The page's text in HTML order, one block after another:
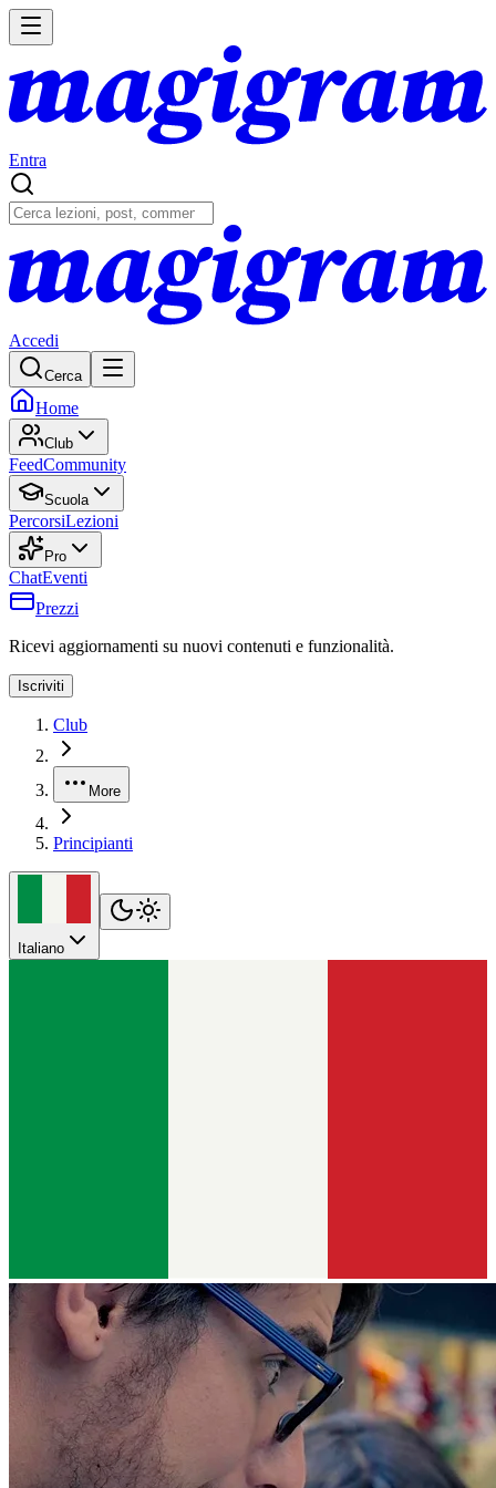
Entra
Accedi
Cerca
Home
Club
FeedCommunity
Scuola
PercorsiLezioni
Pro
ChatEventi
Prezzi
Ricevi aggiornamenti su nuovi contenuti e funzionalità.
Iscriviti
Club
More
Principianti
Italiano